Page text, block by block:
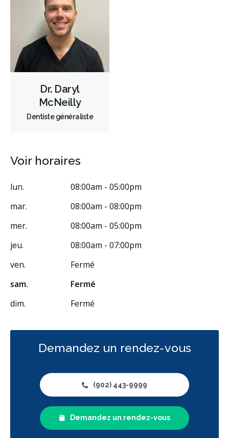
Endodontie Chirurgie buccale
Hygiène préventive et nettoyages
Facturation Directe
RCSD (Régime canadien de soins dentaires)
Dr. Daryl
McNeilly
Dentiste généraliste
Voir horaires
lun.
08:00am - 05:00pm
mar.
08:00am - 08:00pm
mer.
08:00am - 05:00pm
jeu.
08:00am - 07:00pm
ven.
Fermé
sam.
Fermé
dim.
Fermé
Demandez un rendez-vous
(902) 443-9999
Demandez un rendez-vous